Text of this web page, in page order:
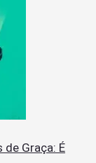
Graça: É